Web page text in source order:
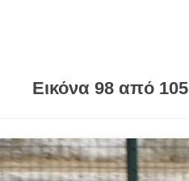
Εικόνα 98 από 105